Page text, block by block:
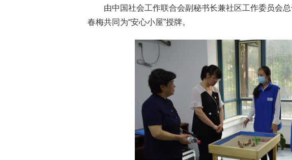
由中国社会工作联合会副秘书长兼社区工作委员会
春梅共同为“安心小屋”授牌。